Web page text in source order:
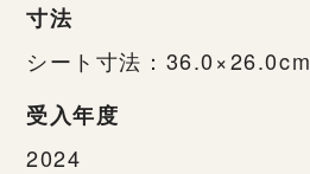
寸法
シート寸法：36.0×26.0cm
受入年度
2024